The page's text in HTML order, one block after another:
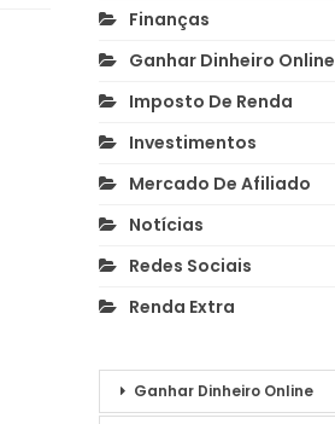
Finanças
Ganhar Dinheiro Online
Imposto De Renda
Investimentos
Mercado De Afiliado
Notícias
Redes Sociais
Renda Extra
Ganhar Dinheiro Online